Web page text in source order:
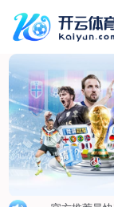
首页
关于我们
荣誉资质
合作伙伴
产品中心
烤箱纸
蜡纸
防油纸